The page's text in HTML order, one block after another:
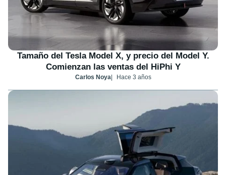
Tamaño del Tesla Model X, y precio del Model Y.
Comienzan las ventas del HiPhi Y
Carlos Noya Hace 3 años